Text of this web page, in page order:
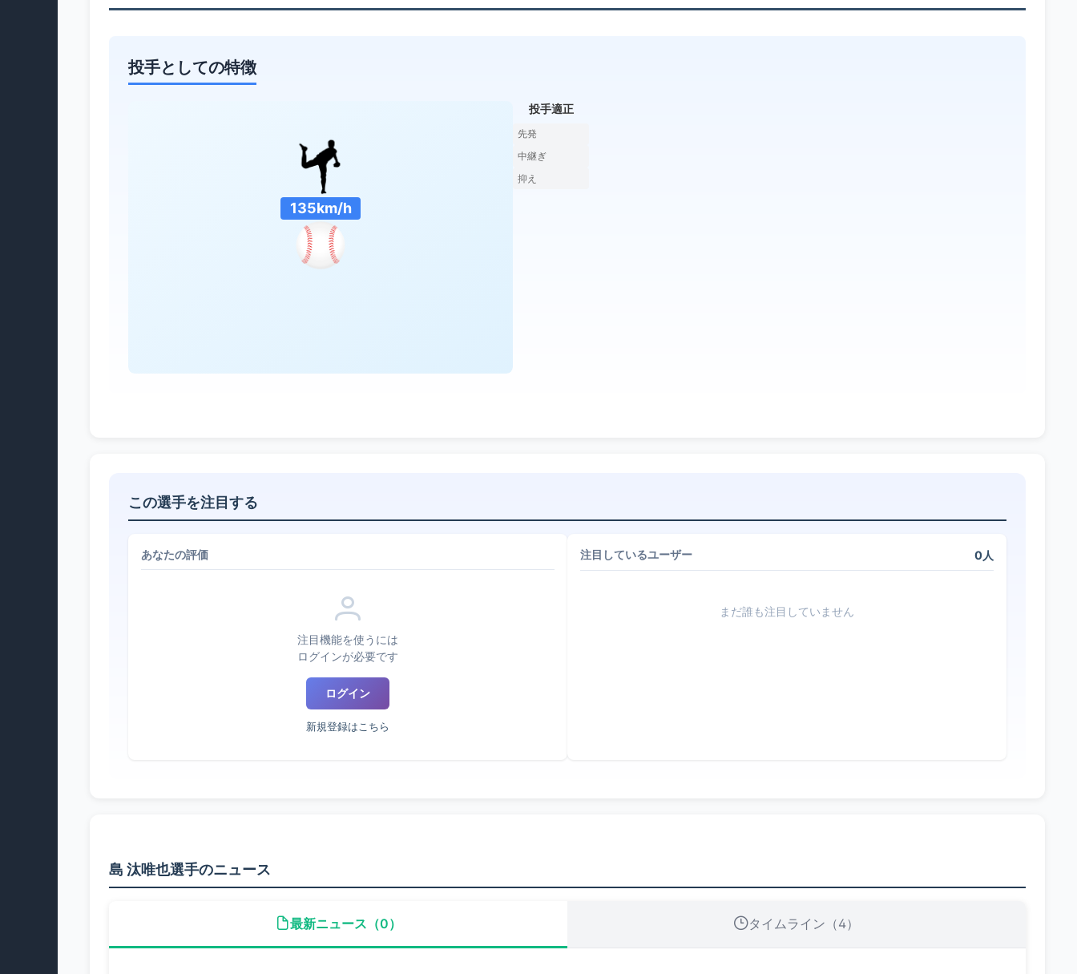
投手としての特徴
135km/h
投手適正
先発
中継ぎ
抑え
この選手を注目する
あなたの評価
注目機能を使うには
ログインが必要です
ログイン
新規登録はこちら
注目しているユーザー 0人
まだ誰も注目していません
島 汰唯也選手のニュース
最新ニュース（0） タイムライン（4）